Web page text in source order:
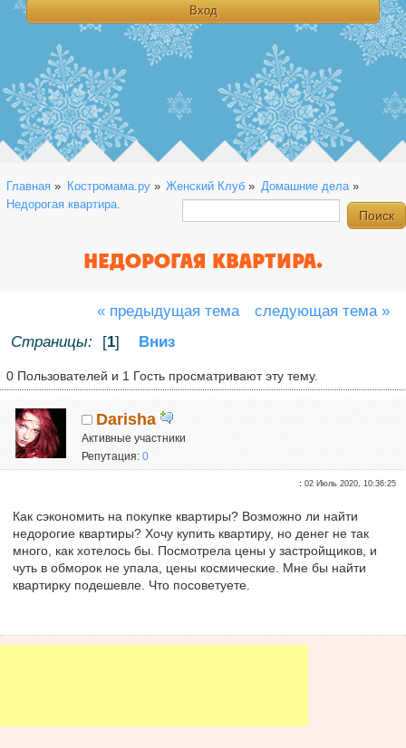
Главная » Костромама.ру» Женский Клуб » Домашние дела»
Недорогая квартира.
НЕДОРОГАЯ КВАРТИРА.
« предыдущая тема
следующая тема »
Страницы:
[1] Вниз
0 Пользователей и 1 Гость просматривают эту тему.
Darisha
Активные участники
Репутация:0
:02 Июль 2020, 10:36:25
Как сэкономить на покупке квартиры? Возможно ли найти
недорогие квартиры? Хочу купить квартиру, но денег не так
много, как хотелось бы. Посмотрела цены у застройщиков, и
чуть в обморок не упала, цены космические. Мне бы найти
квартирку подешевле. Что посоветуете.